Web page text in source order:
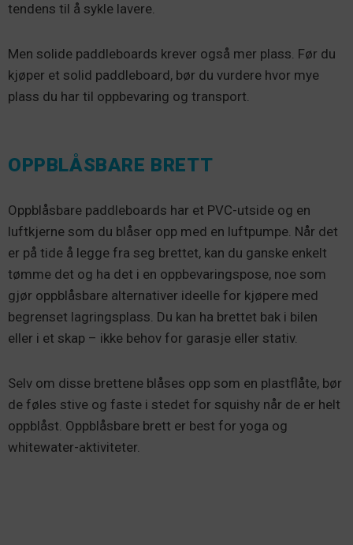
tendens til å sykle lavere.
Men solide paddleboards krever også mer plass. Før du
kjøper et solid paddleboard, bør du vurdere hvor mye
plass du har til oppbevaring og transport.
OPPBLÅSBARE BRETT
Oppblåsbare paddleboards har et PVC-utside og en
luftkjerne som du blåser opp med en luftpumpe. Når det
er på tide å legge fra seg brettet, kan du ganske enkelt
tømme det og ha det i en oppbevaringspose, noe som
gjør oppblåsbare alternativer ideelle for kjøpere med
begrenset lagringsplass. Du kan ha brettet bak i bilen
eller i et skap – ikke behov for garasje eller stativ.
Selv om disse brettene blåses opp som en plastflåte, bør
de føles stive og faste i stedet for squishy når de er helt
oppblåst. Oppblåsbare brett er best for yoga og
whitewater-aktiviteter.